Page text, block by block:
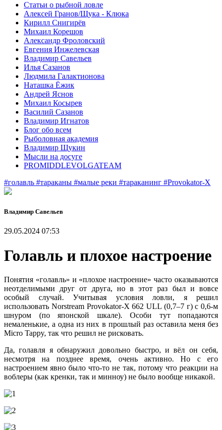
Статьи о рыбной ловле
Алексей Гранов/Щука - Клюка
Кирилл Снигирёв
Михаил Корешов
Александр Фроловский
Евгения Инжелевская
Владимир Савельев
Илья Сазанов
Людмила Галактионова
Наташка Ёжик
Андрей Яснов
Михаил Косырев
Василий Сазанов
Владимир Игнатов
Блог обо всем
Рыболовная академия
Владимир Щукин
Мысли на досуге
PROMIDDLEVOLGATEAM
#голавль #тараканы #малые реки #тараканинг #Provokator-X
Владимир Савельев
29.05.2024 07:53
Голавль и плохое настроение
Понятия «голавль» и «плохое настроение» часто оказываются
неотделимыми друг от друга, но в этот раз был и вовсе
особый случай. Учитывая условия ловли, я решил
использовать Norstream Provokator-X 662 ULL (0,7–7 г) с 0,6-м
шнуром (по японской шкале). Особи тут попадаются
немаленькие, а одна из них в прошлый раз оставила меня без
Micro Tappy, так что решил не рисковать.
Да, голавля я обнаружил довольно быстро, и вёл он себя,
несмотря на позднее время, очень активно. Но с его
настроением явно было что-то не так, потому что реакции на
воблеры (как кренки, так и минноу) не было вообще никакой.